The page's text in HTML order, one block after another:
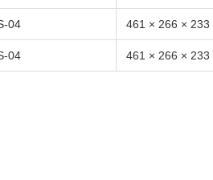
04 461 × 266 × 233
04 461 × 266 × 233